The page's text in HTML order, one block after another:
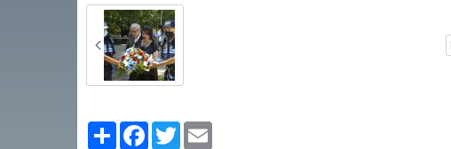
PartagerFacebook
Twitter